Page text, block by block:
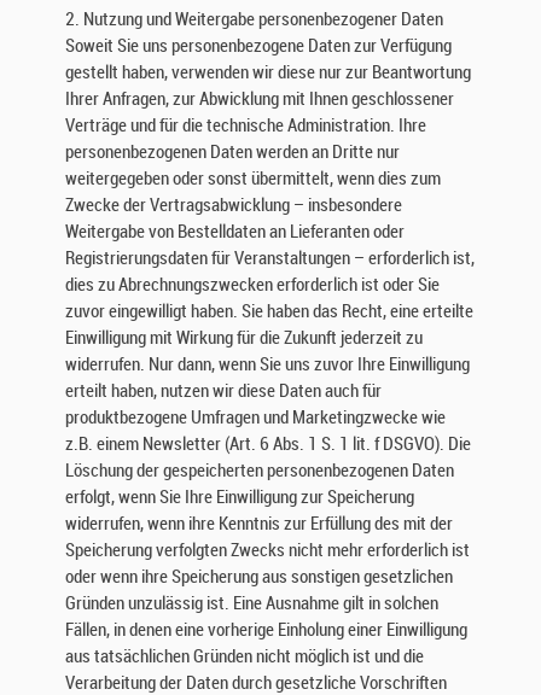
2. Nutzung und Weitergabe personenbezogener Daten
Soweit Sie uns personenbezogene Daten zur Verfügung
gestellt haben, verwenden wir diese nur zur Beantwortung
Ihrer Anfragen, zur Abwicklung mit Ihnen geschlossener
Verträge und für die technische Administration. Ihre
personenbezogenen Daten werden an Dritte nur
weitergegeben oder sonst übermittelt, wenn dies zum
Zwecke der Vertragsabwicklung – insbesondere
Weitergabe von Bestelldaten an Lieferanten oder
Registrierungsdaten für Veranstaltungen – erforderlich ist,
dies zu Abrechnungszwecken erforderlich ist oder Sie
zuvor eingewilligt haben. Sie haben das Recht, eine erteilte
Einwilligung mit Wirkung für die Zukunft jederzeit zu
widerrufen. Nur dann, wenn Sie uns zuvor Ihre Einwilligung
erteilt haben, nutzen wir diese Daten auch für
produktbezogene Umfragen und Marketingzwecke wie
z.B. einem Newsletter (Art. 6 Abs. 1 S. 1 lit. f DSGVO). Die
Löschung der gespeicherten personenbezogenen Daten
erfolgt, wenn Sie Ihre Einwilligung zur Speicherung
widerrufen, wenn ihre Kenntnis zur Erfüllung des mit der
Speicherung verfolgten Zwecks nicht mehr erforderlich ist
oder wenn ihre Speicherung aus sonstigen gesetzlichen
Gründen unzulässig ist. Eine Ausnahme gilt in solchen
Fällen, in denen eine vorherige Einholung einer Einwilligung
aus tatsächlichen Gründen nicht möglich ist und die
Verarbeitung der Daten durch gesetzliche Vorschriften
e
t
z
l
i
c
h
e
n
V
o
s
h
r
i
f
t
e
n
g
e
s
c
h
ü